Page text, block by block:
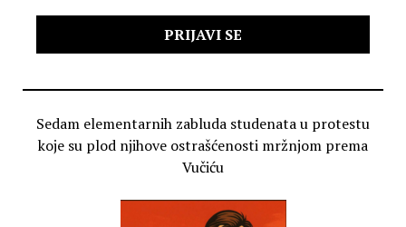
Sedam elementarnih zabluda studenata u protestu
koje su plod njihove ostrašćenosti mržnjom prema
Vučiću